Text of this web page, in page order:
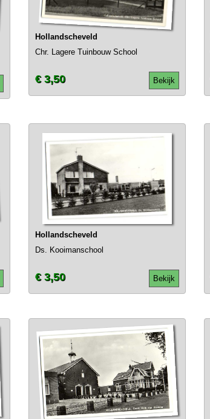
Hollandscheveld
Chr. Lagere Tuinbouw School
Bekijk
€ 3,50
Hollandscheveld
Ds. Kooimanschool
Bekijk
€ 3,50